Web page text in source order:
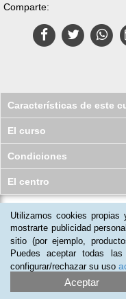
Comparte:
Características de este
El curso
Condiciones
El centro
Utilizamos cookies
mostrarte publicidad
sitio (por ejemplo,
Puedes aceptar todas
configurar/rechazar su uso
Aceptar